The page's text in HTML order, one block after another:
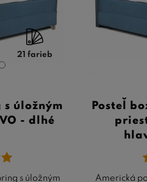
21 farieb
s úložným
- dlhé
s úložným
Posteľ
Americká